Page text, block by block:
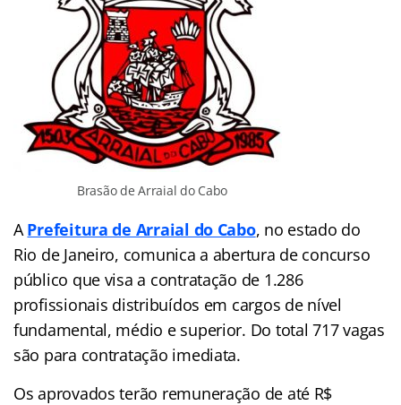
Brasão de Arraial do Cabo
APrefeitura de Arraial do Cabo, no estado do
Rio de Janeiro, comunica a abertura de concurso
público que visa a contratação de 1.286
profissionais distribuídos em cargos de nível
fundamental, médio e superior. Do total 717 vagas
são para contratação imediata.
Os aprovados terão remuneração de até R$